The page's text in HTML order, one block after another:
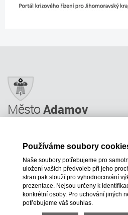
MěstoAdamov
Úřední deska
Informace
Odkazy a rady
ÚP GIS MAPY
Používáme soubory
Naše soubory potřebujeme pro
uložení vašich předvoleb při jeho
stran pak slouží pro vyhodnocování
prezentace. Nejsou určeny k
konkrétní osoby. Pro uchování jiných
potřebujeme váš souhlas.